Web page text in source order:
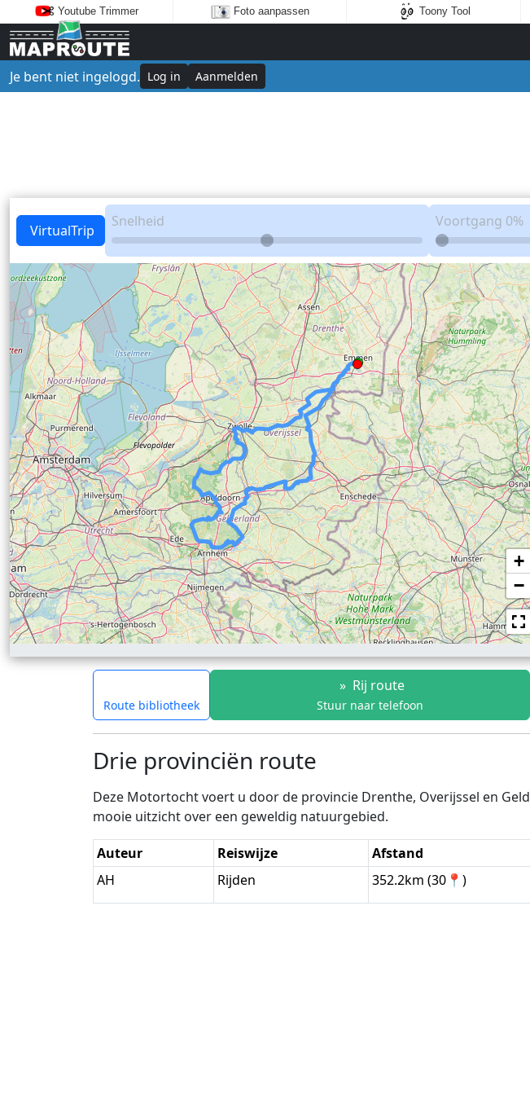
Youtube Trimmer Foto aanpassen Toony Tool
Je bent niet ingelogd. Log in Aanmelden
VirtualTrip
Snelheid Voortgang 0%
+
−
Route bibliotheek
» Rij route
Stuur naar telefoon
Drie provinciën route
Deze Motortocht voert u door de provincie Drenthe, Overijssel en
mooie uitzicht over een geweldig natuurgebied.
Auteur Reiswijze Afstand
AH
Rijden 352.2km (30📍)